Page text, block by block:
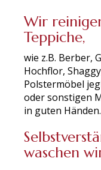
Wir
Teppiche,
wie z.B. Berber,
Hochflor,
Polstermöbel
oder sonstigen
in guten Händen.
waschen